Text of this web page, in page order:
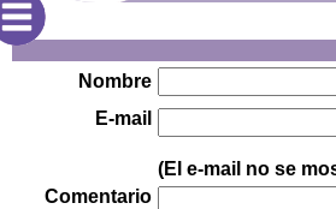
Nombre
E-mail
(El e-mail no se
Comentario